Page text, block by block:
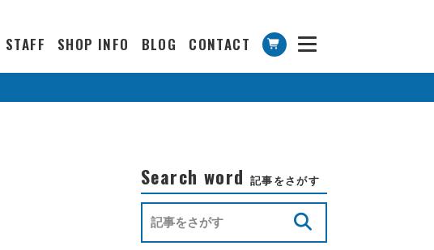
STAFF SHOP INFO BLOG CONTACT
Search word 記事をさがす